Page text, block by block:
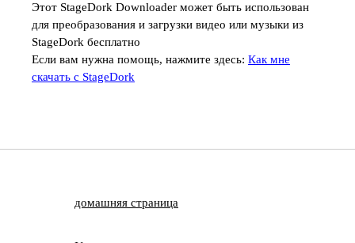
Этот StageDork Downloader может быть использован
для преобразования и загрузки видео или музыки из
StageDork бесплатно
Если вам нужна помощь, нажмите здесь: Как мне
скачать с StageDork
домашняя страница